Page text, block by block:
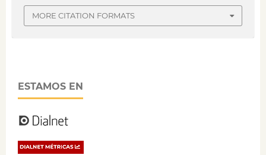
MORE CITATION FORMATS
ESTAMOS EN